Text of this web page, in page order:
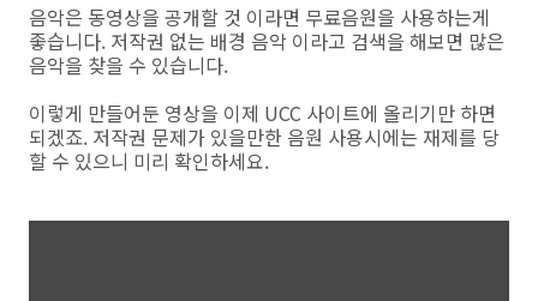
음악은 동영상을 공개할 것 이라면 무료음원을 사용하는게
좋습니다. 저작권 없는 배경 음악 이라고 검색을 해보면 많은
음악을 찾을 수 있습니다.
이렇게 만들어둔 영상을 이제 UCC 사이트에 올리기만 하면
되겠죠. 저작권 문제가 있을만한 음원 사용시에는 재제를 당
할 수 있으니 미리 확인하세요.